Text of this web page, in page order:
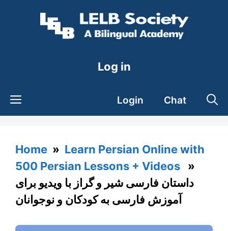
Log in
Login Chat
Home » Learn Persian Online with
500 Persian Lessons + Videos »
داستان فارسی شیر و گراز با ویدیو برای
آموزش فارسی به کودکان و نوجوانان